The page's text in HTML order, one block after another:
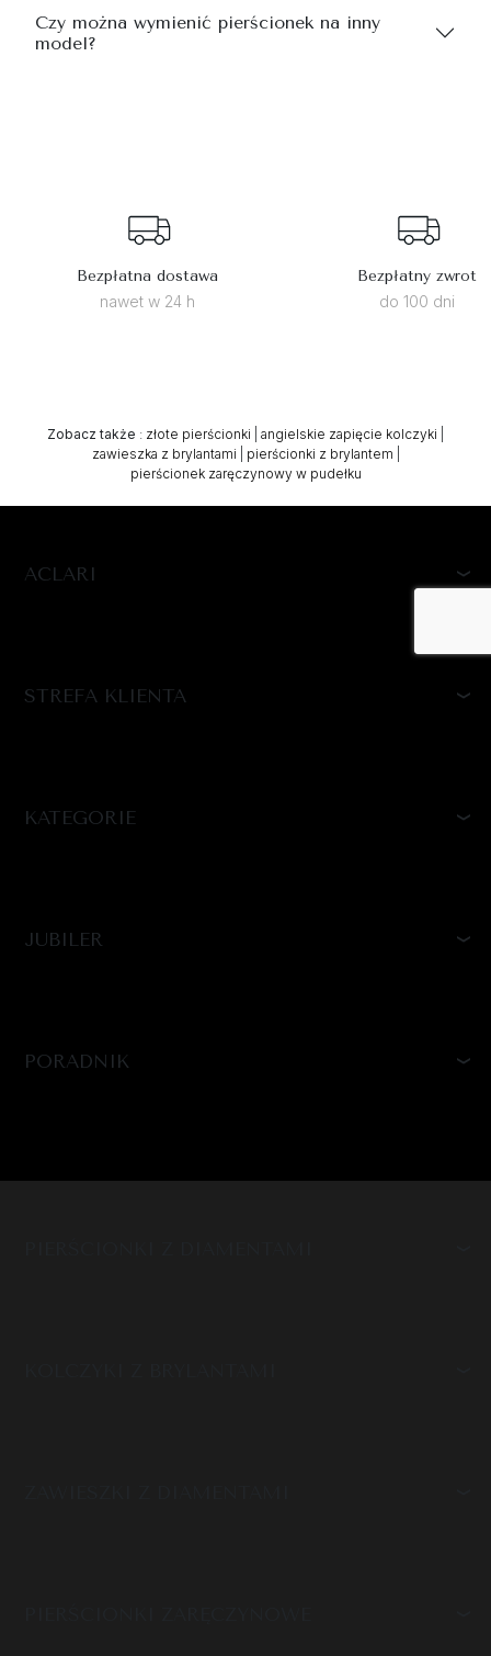
Czy można wymienić pierścionek na inny
model?
Bezpłatna dostawa
nawet w 24 h
Bezpłatny zwrot
do 100 dni
Zobacz także : złote pierścionki angielskie zapięcie kolczyki
zawieszka z brylantami
pierścionki z brylantem
pierścionek zaręczynowy w pudełku
ACLARI
STREFA KLIENTA
KATEGORIE
JUBILER
PORADNIK